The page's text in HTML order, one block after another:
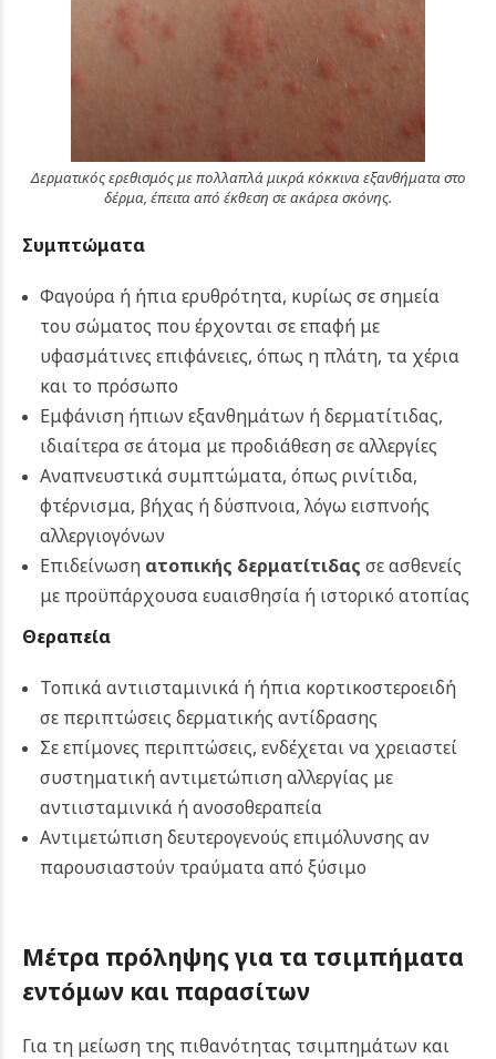
Δερματικός ερεθισμός με πολλαπλά μικρά κόκκινα εξανθήματα στο
δέρμα, έπειτα από έκθεση σε ακάρεα σκόνης.
Συμπτώματα
Φαγούρα ή ήπια ερυθρότητα, κυρίως σε σημεία
του σώματος που έρχονται σε επαφή με
υφασμάτινες επιφάνειες, όπως η πλάτη, τα χέρια
και το πρόσωπο
Εμφάνιση ήπιων εξανθημάτων ή δερματίτιδας,
ιδιαίτερα σε άτομα με προδιάθεση σε αλλεργίες
Αναπνευστικά συμπτώματα, όπως ρινίτιδα,
φτέρνισμα, βήχας ή δύσπνοια, λόγω εισπνοής
αλλεργιογόνων
Επιδείνωση ατοπικής δερματίτιδας σε ασθενείς
με προϋπάρχουσα ευαισθησία ή ιστορικό ατοπίας
Θεραπεία
Τοπικά αντιισταμινικά ή ήπια κορτικοστεροειδή
σε περιπτώσεις δερματικής αντίδρασης
Σε επίμονες περιπτώσεις, ενδέχεται να χρειαστεί
συστηματική αντιμετώπιση αλλεργίας με
αντιισταμινικά ή ανοσοθεραπεία
Αντιμετώπιση δευτερογενούς επιμόλυνσης αν
παρουσιαστούν τραύματα από ξύσιμο
Μέτρα πρόληψης για τα τσιμπήματα
εντόμων και παρασίτων
Για τη μείωση της πιθανότητας τσιμπημάτων και